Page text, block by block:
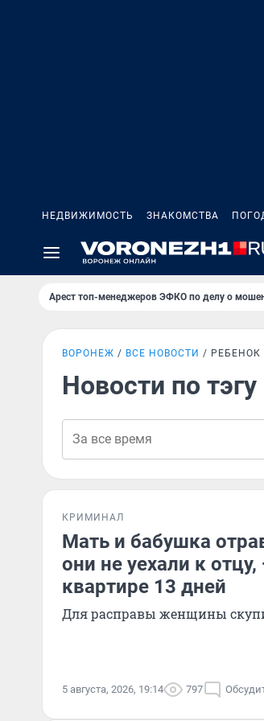
НЕДВИЖИМОСТЬ ЗНАКОМСТВА
Арест топ-менеджеров ЭФКО по делу о
ВОРОНЕЖ ВСЕ НОВОСТИ РЕБЕНОК
Новости по
КРИМИНАЛ
Мать и бабушка
они не уехали к
квартире 13 дней
Для расправы женщины
5 августа, 2026, 19:14 797